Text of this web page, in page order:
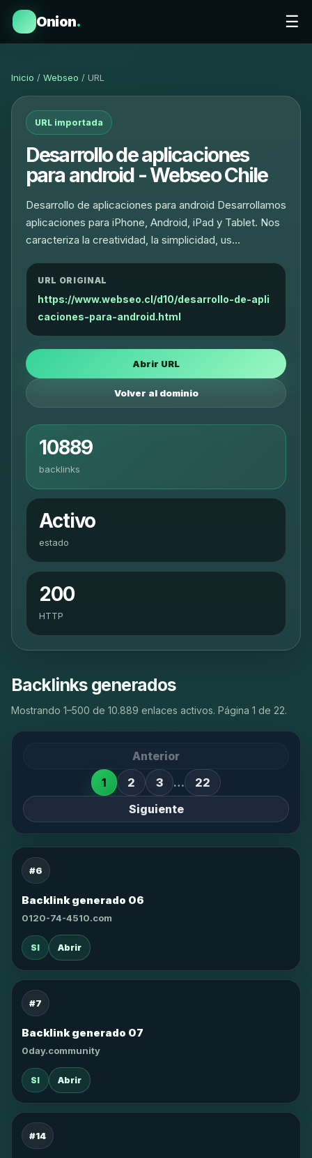
Onion. ☰
Inicio / Webseo / URL
URL importada
Desarrollo de aplicaciones
para android - Webseo Chile
Desarrollo de aplicaciones para android Desarrollamos
aplicaciones para iPhone, Android, iPad y Tablet. Nos
caracteriza la creatividad, la simplicidad, us…
URL ORIGINAL
https://www.webseo.cl/d10/desarrollo-de-apli
caciones-para-android.html
Abrir URL
Volver al dominio
10889
backlinks
Activo
estado
200
HTTP
Backlinks generados
Mostrando 1–500 de 10.889 enlaces activos. Página 1 de 22.
Anterior
1
2 3 …
22
Siguiente
#6
Backlink generado 06
0120-74-4510.com
SI Abrir
#7
Backlink generado 07
0day.community
SI Abrir
#14